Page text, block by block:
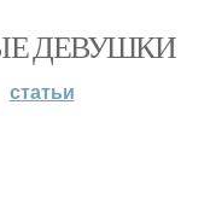
ДЕВУШКИ
статьи